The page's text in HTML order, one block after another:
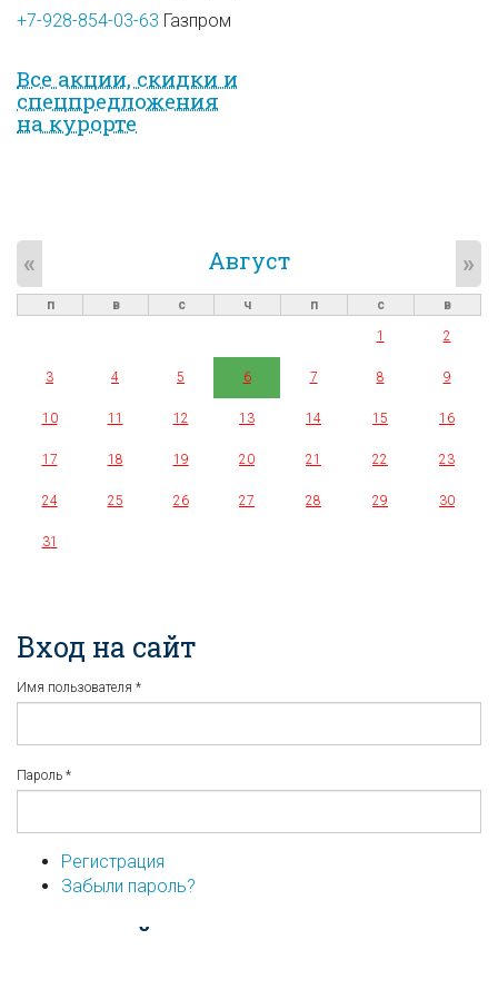
+7-928-854-03-63 Газпром
Все акции, скидки и
спец­предложе­ния
на курорте
Август
« »
п в с ч п с
в
1
2
3 4 5 6 7 8 9
10 11 12 13 14 15 16
17 18 19 20 21 22 23
24 25 26 27 28 29 30
31
Вход на сайт
Имя пользователя *
Пароль *
Регистрация
Забыли пароль?
...или войдите используя